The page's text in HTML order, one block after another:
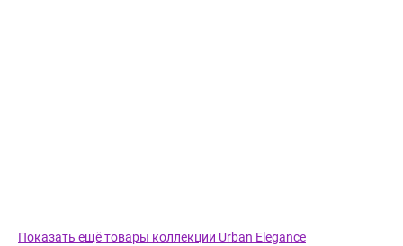
Показать ещё товары коллекции Urban Elegance